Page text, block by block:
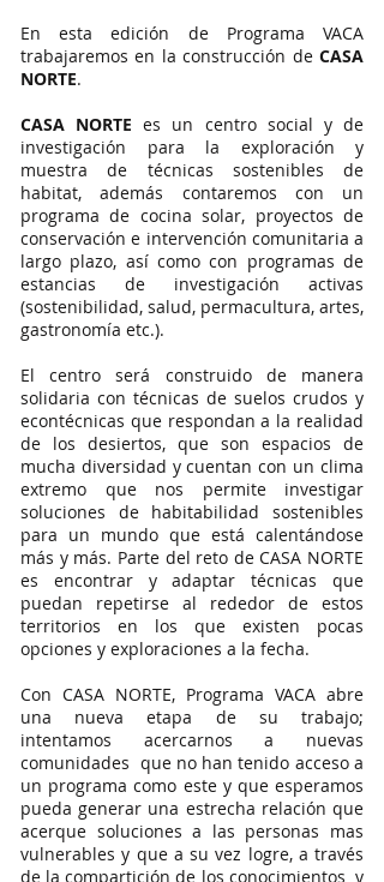
En esta edición de Programa VACA
trabajaremos en la construcción deCASA
NORTE.
CASA NORTE es un centro social y de
investigación para la exploración y
muestra de técnicas sostenibles de
habitat, además contaremos con un
programa de cocina solar, proyectos de
conservación e intervención comunitaria a
largo plazo, así como con programas de
estancias de investigación activas
(sostenibilidad, salud, permacultura, artes,
gastronomía etc.).
El centro será construido de manera
solidaria con técnicas de suelos crudos y
econtécnicas que respondan a la realidad
de los desiertos, que son espacios de
mucha diversidad y cuentan con un clima
extremo que nos permite investigar
soluciones de habitabilidad sostenibles
para un mundo que está calentándose
más y más. Parte del reto de CASA NORTE
es encontrar y adaptar técnicas que
puedan repetirse al rededor de estos
territorios en los que existen pocas
opciones y exploraciones a la fecha.
Con CASA NORTE, Programa VACA abre
una nueva etapa de su trabajo;
intentamos acercarnos a nuevas
comunidades que no han tenido acceso a
un programa como este y que esperamos
pueda generar una estrecha relación que
acerque soluciones a las personas mas
vulnerables y que a su vez logre, a través
de la compartición de los conocimientos y